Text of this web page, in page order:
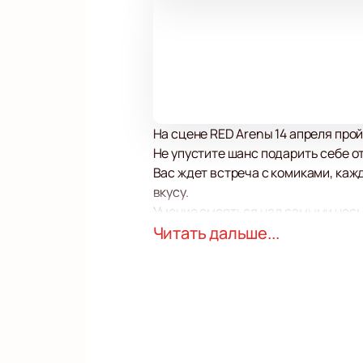
На сцене RED Arenы 14 апреля
Не упустите шанс подарить себе
Вас ждет встреча с комиками,
вкусу.
Умение смеяться над самыми
особенностей этого
Читать дальше...